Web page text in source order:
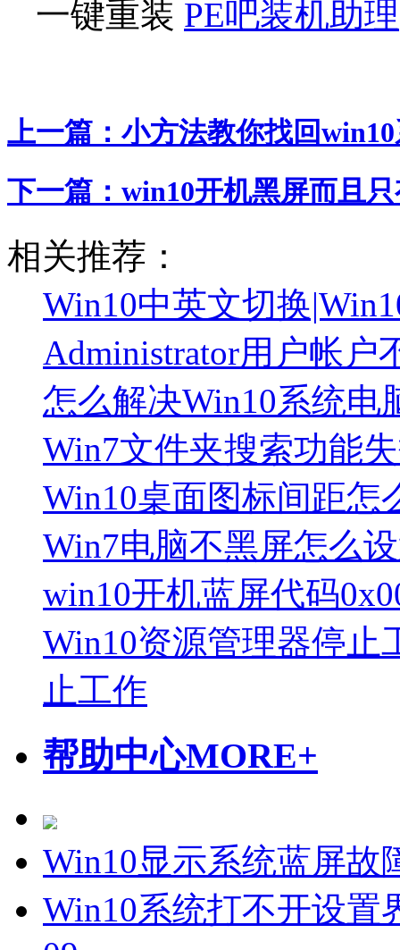
一键重装 PE吧装机助理
上一篇： 小方法教你找回
下一篇： win10开机黑屏而且
相关推荐：
Win10中英文切换
Administrator用户帐户
怎么解决Win10系统电
Win7文件夹搜索功能
Win10桌面图标间距怎
Win7电脑不黑屏怎么
win10开机蓝屏代码
Win10资源管理器停止
止工作
帮助中心MORE+
Win10显示系统蓝屏故
Win10系统打不开设置